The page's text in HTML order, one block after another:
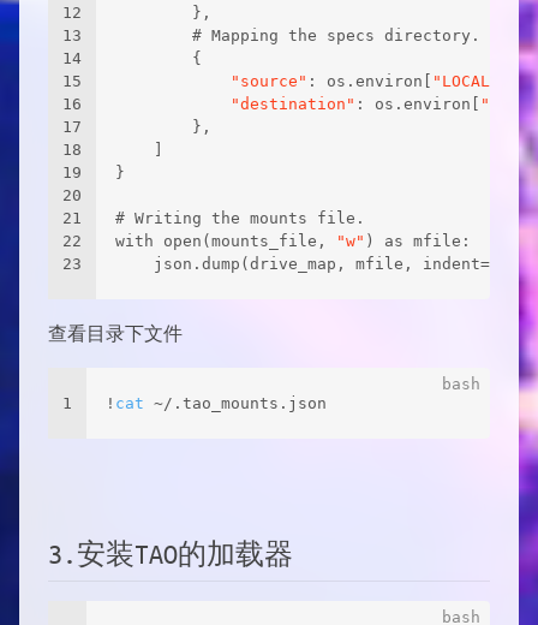
12
13
14
15
16
17
18
19
20
21
22
23
        },
        # Mapping the specs directory.
        {
"source" : os.environ[
"destination" : os.environ[
        },
    ]
}
# Writing the mounts file.
with open(mounts_file,
"w" ) as mfile:
    json.dump(drive_map, mfile, indent=
查看目录下文件
1 ! cat ~/.tao_mounts.json
3.安装TAO的加载器